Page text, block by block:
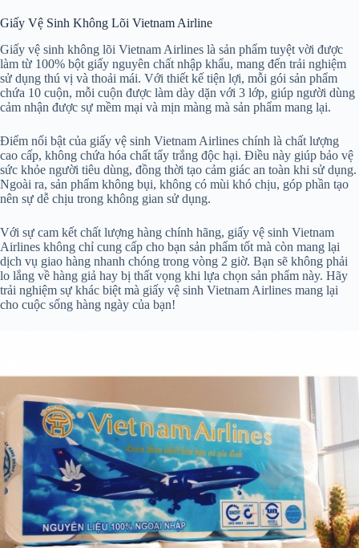
Giấy Vệ Sinh Không Lõi Vietnam Airline
Giấy vệ sinh không lõi Vietnam Airlines là sản phẩm tuyệt vời được
làm từ 100% bột giấy nguyên chất nhập khẩu, mang đến trải nghiệm
sử dụng thú vị và thoải mái. Với thiết kế tiện lợi, mỗi gói sản phẩm
chứa 10 cuộn, mỗi cuộn được làm dày dặn với 3 lớp, giúp người dùng
cảm nhận được sự mềm mại và mịn màng mà sản phẩm mang lại.
Điểm nổi bật của giấy vệ sinh Vietnam Airlines chính là chất lượng
cao cấp, không chứa hóa chất tẩy trắng độc hại. Điều này giúp bảo vệ
sức khỏe người tiêu dùng, đồng thời tạo cảm giác an toàn khi sử dụng.
Ngoài ra, sản phẩm không bụi, không có mùi khó chịu, góp phần tạo
nên sự dễ chịu trong không gian sử dụng.
Với sự cam kết chất lượng hàng chính hãng, giấy vệ sinh Vietnam
Airlines không chỉ cung cấp cho bạn sản phẩm tốt mà còn mang lại
dịch vụ giao hàng nhanh chóng trong vòng 2 giờ. Bạn sẽ không phải
lo lắng về hàng giả hay bị thất vọng khi lựa chọn sản phẩm này. Hãy
trải nghiệm sự khác biệt mà giấy vệ sinh Vietnam Airlines mang lại
cho cuộc sống hàng ngày của bạn!